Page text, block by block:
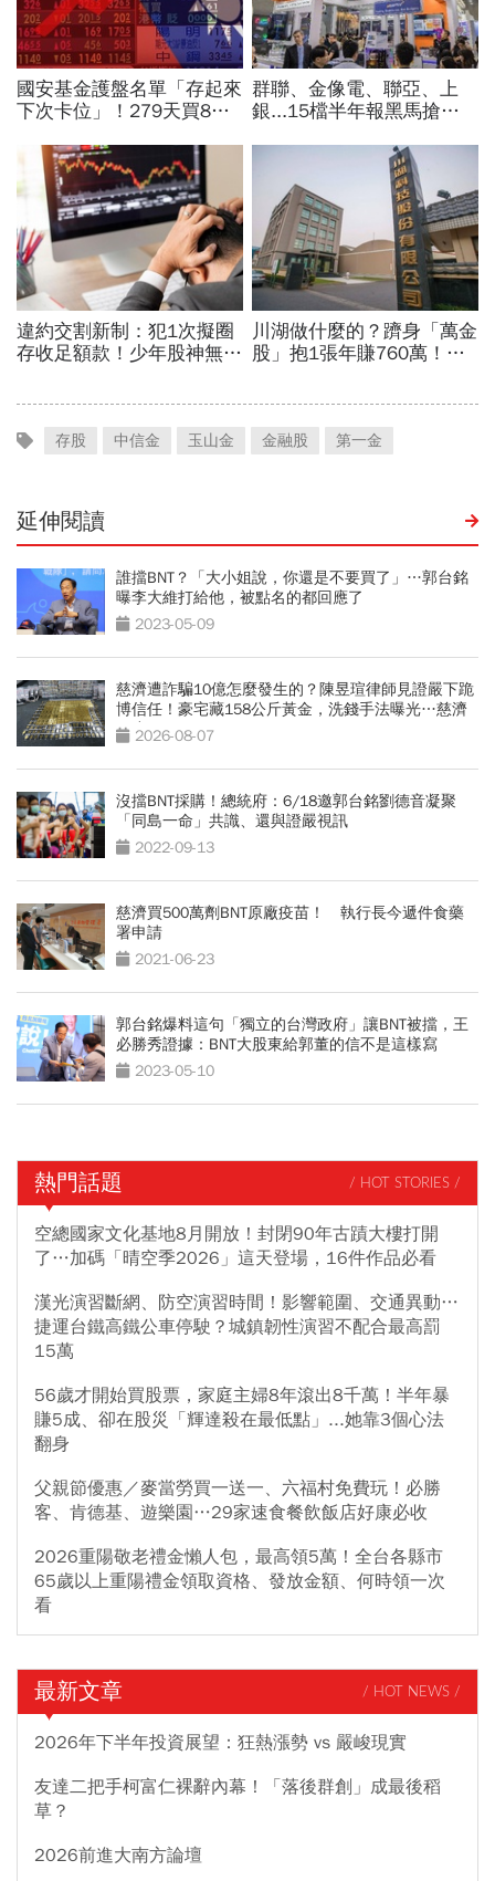
存股 中信金 玉山金 金融股 第一金
延伸閱讀
誰擋BNT？「大小姐說，你還是不要買了」…郭台銘
曝李大維打給他，被點名的都回應了
2023-05-09
慈濟遭詐騙10億怎麼發生的？陳昱瑄律師見證嚴下跪
博信任！豪宅藏158公斤黃金，洗錢手法曝光…慈濟
回應了
2026-08-07
沒擋BNT採購！總統府：6/18邀郭台銘劉德音凝聚
「同島一命」共識、還與證嚴視訊
2022-09-13
慈濟買500萬劑BNT原廠疫苗！ 執行長今遞件食藥
署申請
2021-06-23
郭台銘爆料這句「獨立的台灣政府」讓BNT被擋，王
必勝秀證據：BNT大股東給郭董的信不是這樣寫
2023-05-10
熱門話題 / HOT STORIES /
空總國家文化基地8月開放！封閉90年古蹟大樓打開
了…加碼「晴空季2026」這天登場，16件作品必看
漢光演習斷網、防空演習時間！影響範圍、交通異動…
捷運台鐵高鐵公車停駛？城鎮韌性演習不配合最高罰
15萬
56歲才開始買股票，家庭主婦8年滾出8千萬！半年暴
賺5成、卻在股災「輝達殺在最低點」...她靠3個心法
翻身
父親節優惠／麥當勞買一送一、六福村免費玩！必勝
客、肯德基、遊樂園…29家速食餐飲飯店好康必收
2026重陽敬老禮金懶人包，最高領5萬！全台各縣市
65歲以上重陽禮金領取資格、發放金額、何時領一次
看
最新文章 / HOT NEWS /
2026年下半年投資展望：狂熱漲勢 vs 嚴峻現實
友達二把手柯富仁裸辭內幕！「落後群創」成最後稻
草？
2026前進大南方論壇